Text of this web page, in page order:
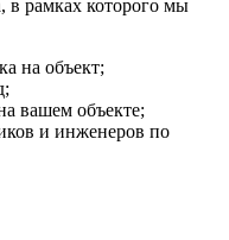
в рамках которого мы
на объект;
вашем объекте;
и инженеров по